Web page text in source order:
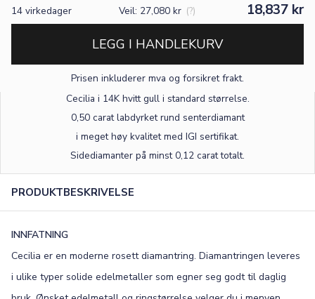
14 virkedager Veil: 27,080 kr (?) 18,837 kr
LEGG I HANDLEKURV
Prisen inkluderer mva og forsikret frakt.
Cecilia i 14K hvitt gulli standard størrelse.
0,50 carat labdyrket rund senterdiamant
i meget høy kvalitet med IGI sertifikat.
Sidediamanter på minst 0,12 carat totalt.
PRODUKTBESKRIVELSE
INNFATNING
Cecilia er en moderne rosett diamantring. Diamantringen leveres
i ulike typer solide edelmetaller som egner seg godt til daglig